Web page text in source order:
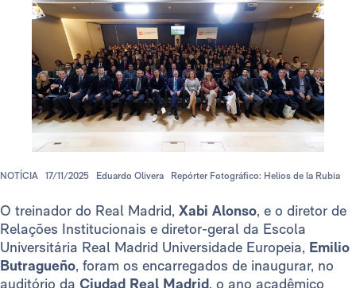
NOTÍCIA 17/11/2025 Eduardo Olivera Repórter Fotográfico: Helios de la Rubia
O treinador do Real Madrid, Xabi Alonso, e o diretor de
Relações Institucionais e diretor-geral da Escola
Universitária Real Madrid Universidade Europeia, Emilio
Butragueño, foram os encarregados de inaugurar, no
auditório da Ciudad Real Madrid, o ano acadêmico